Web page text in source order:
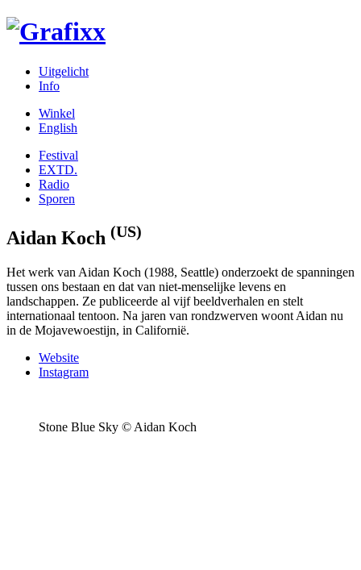
Uitgelicht
Info
Winkel
English
Festival
EXTD.
Radio
Sporen
Aidan Koch (US)
Het werk van Aidan Koch (1988, Seattle) onderzoekt de spanningen
tussen ons bestaan en dat van niet-menselijke levens en
landschappen. Ze publiceerde al vijf beeldverhalen en stelt
internationaal tentoon. Na jaren van rondzwerven woont Aidan nu
in de Mojavewoestijn, in Californië.
Website
Instagram
Stone Blue Sky © Aidan Koch